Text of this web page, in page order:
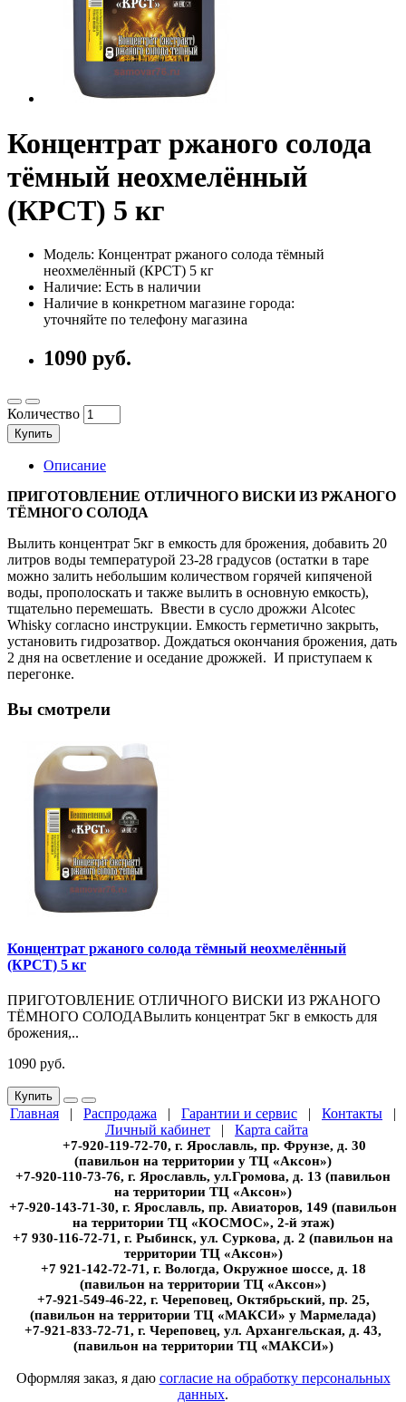
Концентрат ржаного солода
тёмный неохмелённый
(КРСТ) 5 кг
Модель: Концентрат ржаного солода тёмный
неохмелённый (КРСТ) 5 кг
Наличие: Есть в наличии
Наличие в конкретном магазине города:
уточняйте по телефону магазина
1090 руб.
Количество
Купить
Описание
ПРИГОТОВЛЕНИЕ ОТЛИЧНОГО ВИСКИ ИЗ РЖАНОГО
ТЁМНОГО СОЛОДА
Вылить концентрат 5кг в емкость для брожения, добавить 20
литров воды температурой 23-28 градусов (остатки в таре
можно залить небольшим количеством горячей кипяченой
воды, прополоскать и также вылить в основную емкость),
тщательно перемешать. Ввести в сусло дрожжи Alcotec
Whisky согласно инструкции. Емкость герметично закрыть,
установить гидрозатвор. Дождаться окончания брожения, дать
2 дня на осветление и оседание дрожжей. И приступаем к
перегонке.
Вы смотрели
Концентрат ржаного солода тёмный неохмелённый
(КРСТ) 5 кг
ПРИГОТОВЛЕНИЕ ОТЛИЧНОГО ВИСКИ ИЗ РЖАНОГО
ТЁМНОГО СОЛОДАВылить концентрат 5кг в емкость для
брожения,..
1090 руб.
Купить
Главная | Распродажа | Гарантии и сервис | Контакты |
Личный кабинет | Карта сайта
+7-920-119-72-70, г. Ярославль, пр. Фрунзе, д. 30
(павильон на территории у ТЦ «Аксон»)
+7-920-110-73-76, г. Ярославль, ул.Громова, д. 13 (павильон
на территории ТЦ «Аксон»)
+7-920-143-71-30, г. Ярославль, пр. Авиаторов, 149 (павильон
на территории ТЦ «КОСМОС», 2-й этаж)
+7 930-116-72-71, г. Рыбинск, ул. Суркова, д. 2 (павильон на
территории ТЦ «Аксон»)
+7 921-142-72-71, г. Вологда, Окружное шоссе, д. 18
(павильон на территории ТЦ «Аксон»)
+7-921-549-46-22, г. Череповец, Октябрьский, пр. 25,
(павильон на территории ТЦ «МАКСИ» у Мармелада)
+7-921-833-72-71, г. Череповец, ул. Архангельская, д. 43,
(павильон на территории ТЦ «МАКСИ»)
Оформляя заказ, я даю согласие на обработку персональных
данных.